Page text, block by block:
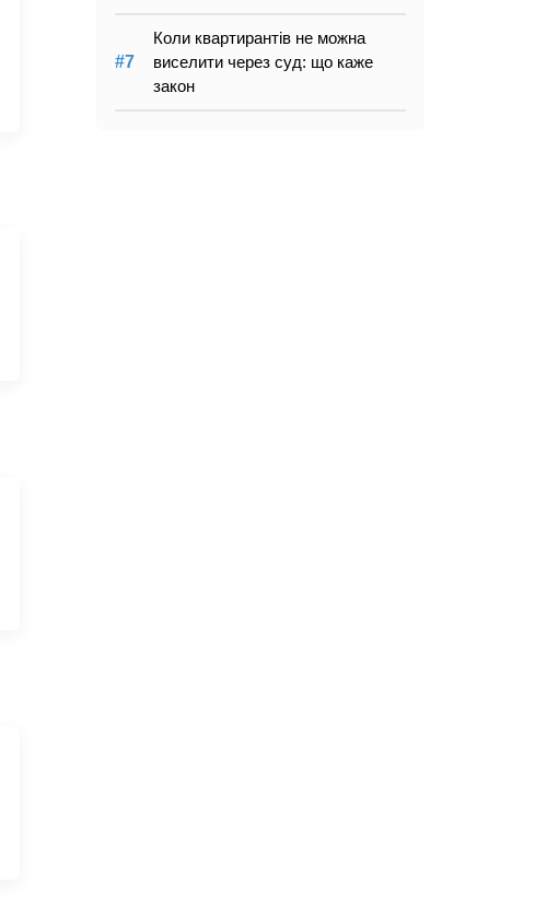
Коли квартирантів не можна
виселити через суд: що каже
закон